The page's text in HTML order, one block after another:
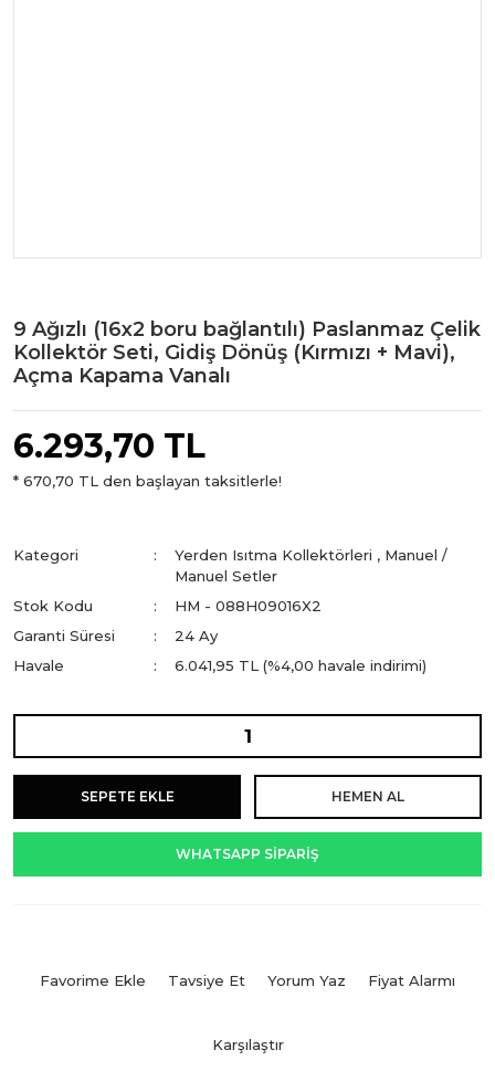
9 Ağızlı (16x2 boru bağlantılı) Paslanmaz Çelik
Kollektör Seti, Gidiş Dönüş (Kırmızı + Mavi),
Açma Kapama Vanalı
6.293,70 TL
* 670,70 TL den başlayan taksitlerle!
Kategori Yerden Isıtma Kollektörleri , Manuel /
Manuel Setler
Stok Kodu
HM - 088H09016X2
Garanti Süresi
24 Ay
Havale
6.041,95 TL (%4,00 havale indirimi)
SEPETE EKLE HEMEN AL
WHATSAPP SİPARİŞ
Tavsiye Et Yorum Yaz Fiyat Alarmı
Karşılaştır